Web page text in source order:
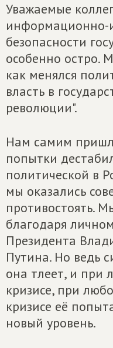
Уважаемые
информационно-
безопасности
особенно остро.
как менялся
власть в
революции".
Нам самим
попытки
политической в
мы оказались
противостоять.
благодаря
Президента
Путина. Но ведь
она тлеет, и при
кризисе, при
кризисе её
новый уровень.